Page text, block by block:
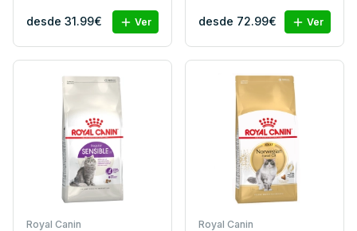
desde 31.99€ Ver desde 72.99€ Ver
Royal Canin Royal Canin